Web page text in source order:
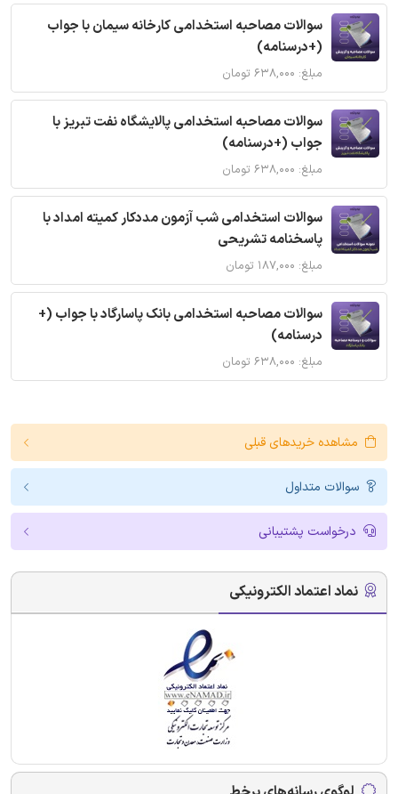
سوالات مصاحبه استخدامی کارخانه سیمان با جواب
(+درسنامه)
مبلغ: ۶۳۸,۰۰۰ تومان
سوالات مصاحبه استخدامی پالایشگاه نفت تبریز با
جواب (+درسنامه)
مبلغ: ۶۳۸,۰۰۰ تومان
سوالات استخدامی شب آزمون مددکار کمیته امداد با
پاسخنامه تشریحی
مبلغ: ۱۸۷,۰۰۰ تومان
سوالات مصاحبه استخدامی بانک پاسارگاد با جواب (+
درسنامه)
مبلغ: ۶۳۸,۰۰۰ تومان
مشاهده خریدهای قبلی
سوالات متداول
درخواست پشتیبانی
نماد اعتماد الکترونیکی